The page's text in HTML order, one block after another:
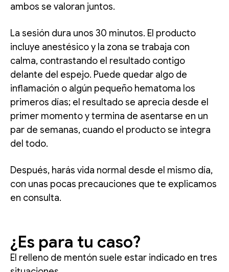
ambos se valoran juntos.
La sesión dura unos 30 minutos. El producto
incluye anestésico y la zona se trabaja con
calma, contrastando el resultado contigo
delante del espejo. Puede quedar algo de
inflamación o algún pequeño hematoma los
primeros días; el resultado se aprecia desde el
primer momento y termina de asentarse en un
par de semanas, cuando el producto se integra
del todo.
Después, harás vida normal desde el mismo día,
con unas pocas precauciones que te explicamos
en consulta.
¿Es para tu caso?
El relleno de mentón suele estar indicado en tres